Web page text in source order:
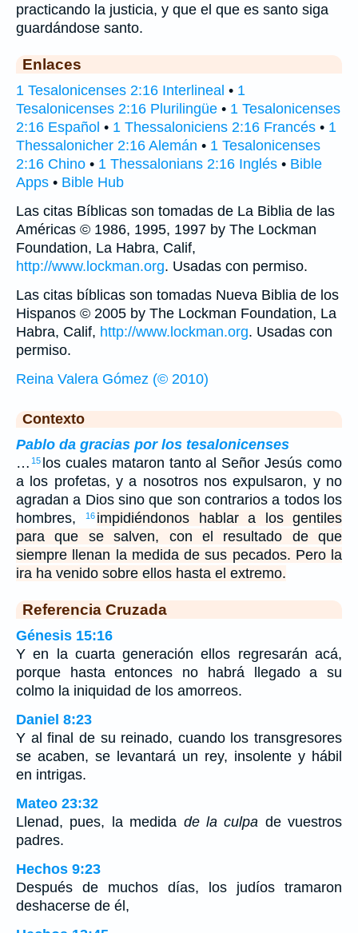
practicando la justicia, y que el que es santo siga
guardándose santo.
Enlaces
1 Tesalonicenses 2:16 Interlineal • 1
Tesalonicenses 2:16 Plurilingüe • 1 Tesalonicenses
2:16 Español • 1 Thessaloniciens 2:16 Francés • 1
Thessalonicher 2:16 Alemán • 1 Tesalonicenses
2:16 Chino • 1 Thessalonians 2:16 Inglés • Bible
Apps • Bible Hub
Las citas Bíblicas son tomadas de La Biblia de las
Américas © 1986, 1995, 1997 by The Lockman
Foundation, La Habra, Calif,
http://www.lockman.org. Usadas con permiso.
Las citas bíblicas son tomadas Nueva Biblia de los
Hispanos © 2005 by The Lockman Foundation, La
Habra, Calif, http://www.lockman.org. Usadas con
permiso.
Reina Valera Gómez (© 2010)
Contexto
Pablo da gracias por los tesalonicenses
… 15 los cuales mataron tanto al Señor Jesús como
a los profetas, y a nosotros nos expulsaron, y no
agradan a Dios sino que son contrarios a todos los
hombres,
16 impidiéndonos hablar a los gentiles
para que se salven, con el resultado de que
siempre llenan la medida de sus pecados. Pero la
ira ha venido sobre ellos hasta el extremo.
Referencia Cruzada
Génesis 15:16
Y en la cuarta generación ellos regresarán acá,
porque hasta entonces no habrá llegado a su
colmo la iniquidad de los amorreos.
Daniel 8:23
Y al final de su reinado, cuando los transgresores
se acaben, se levantará un rey, insolente y hábil
en intrigas.
Mateo 23:32
Llenad, pues, la medida de la culpa de vuestros
padres.
Hechos 9:23
Después de muchos días, los judíos tramaron
deshacerse de él,